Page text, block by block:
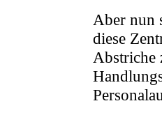
Aber nun
diese
Abstriche